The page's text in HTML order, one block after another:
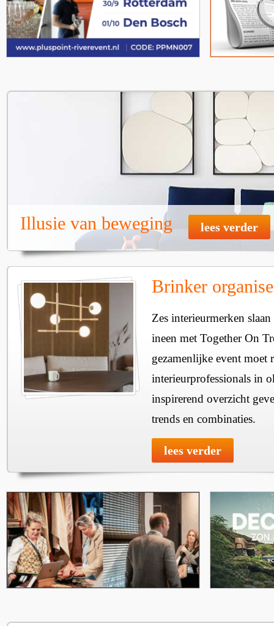
Illusie van beweging lees verder
Brinker
Zes interieurmerken
ineen met Together On
gezamenlijke event moet
interieurprofessionals in
inspirerend overzicht
trends en combinaties.
lees verder